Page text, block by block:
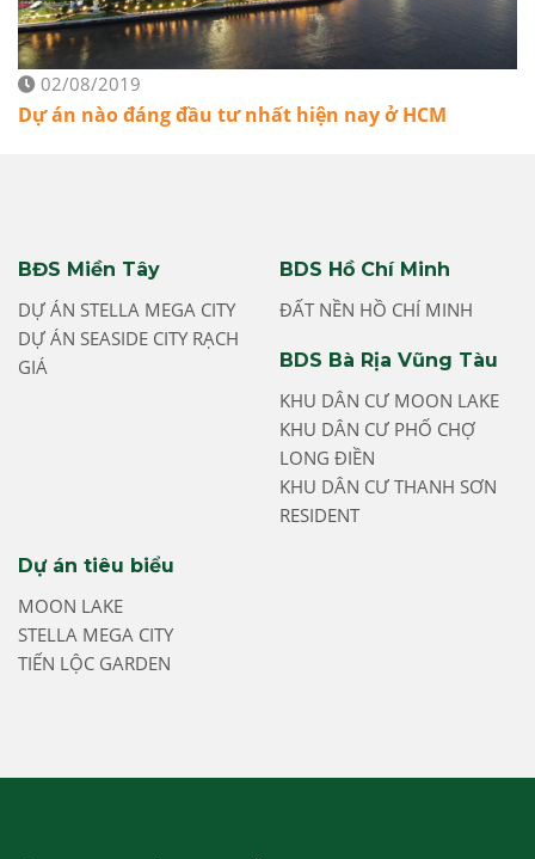
02/08/2019
Dự án nào đáng đầu tư nhất hiện nay ở HCM
BĐS Miền Tây
DỰ ÁN STELLA MEGA CITY
DỰ ÁN SEASIDE CITY RẠCH
GIÁ
BDS Hồ Chí Minh
ĐẤT NỀN HỒ CHÍ MINH
BDS Bà Rịa Vũng Tàu
KHU DÂN CƯ MOON LAKE
KHU DÂN CƯ PHỐ CHỢ
LONG ĐIỀN
KHU DÂN CƯ THANH SƠN
RESIDENT
Dự án tiêu biểu
MOON LAKE
STELLA MEGA CITY
TIẾN LỘC GARDEN